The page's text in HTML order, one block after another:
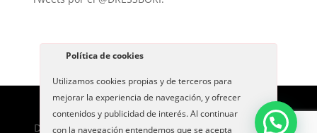
Dress Bori -Politica de Privacidad-Aviso Legal - By
Política de cookies
Utilizamos cookies propias y de terceros para
mejorar la experiencia de navegación, y ofrecer
contenidos y publicidad de interés. Al continuar
con la navegación entendemos que se acepta